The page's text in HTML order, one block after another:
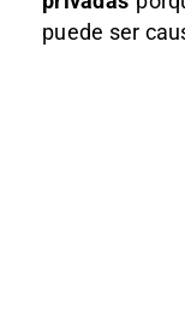
puede ser